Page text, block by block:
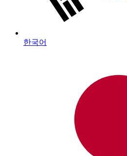
한국어